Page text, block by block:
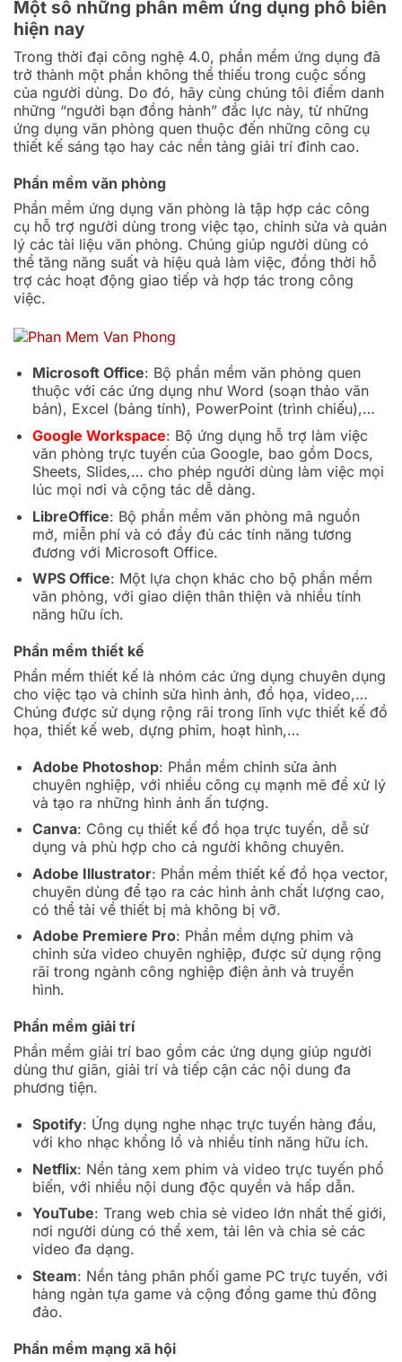
Một số những phần mềm ứng dụng phổ biến
hiện nay
Trong thời đại công nghệ 4.0, phần mềm ứng dụng đã
trở thành một phần không thể thiếu trong cuộc sống
của người dùng. Do đó, hãy cùng chúng tôi điểm danh
những “người bạn đồng hành” đắc lực này, từ những
ứng dụng văn phòng quen thuộc đến những công cụ
thiết kế sáng tạo hay các nền tảng giải trí đỉnh cao.
Phần mềm văn phòng
Phần mềm ứng dụng văn phòng là tập hợp các công
cụ hỗ trợ người dùng trong việc tạo, chỉnh sửa và quản
lý các tài liệu văn phòng. Chúng giúp người dùng có
thể tăng năng suất và hiệu quả làm việc, đồng thời hỗ
trợ các hoạt động giao tiếp và hợp tác trong công
việc.
Microsoft Office: Bộ phần mềm văn phòng quen
thuộc với các ứng dụng như Word (soạn thảo văn
bản), Excel (bảng tính), PowerPoint (trình chiếu),…
Google Workspace: Bộ ứng dụng hỗ trợ làm việc
văn phòng trực tuyến của Google, bao gồm Docs,
Sheets, Slides,… cho phép người dùng làm việc mọi
lúc mọi nơi và cộng tác dễ dàng.
LibreOffice: Bộ phần mềm văn phòng mã nguồn
mở, miễn phí và có đầy đủ các tính năng tương
đương với Microsoft Office.
WPS Office: Một lựa chọn khác cho bộ phần mềm
văn phòng, với giao diện thân thiện và nhiều tính
năng hữu ích.
Phần mềm thiết kế
Phần mềm thiết kế là nhóm các ứng dụng chuyên dụng
cho việc tạo và chỉnh sửa hình ảnh, đồ họa, video,…
Chúng được sử dụng rộng rãi trong lĩnh vực thiết kế đồ
họa, thiết kế web, dựng phim, hoạt hình,…
Adobe Photoshop: Phần mềm chỉnh sửa ảnh
chuyên nghiệp, với nhiều công cụ mạnh mẽ để xử lý
và tạo ra những hình ảnh ấn tượng.
Canva: Công cụ thiết kế đồ họa trực tuyến, dễ sử
dụng và phù hợp cho cả người không chuyên.
Adobe Illustrator: Phần mềm thiết kế đồ họa vector,
chuyên dùng để tạo ra các hình ảnh chất lượng cao,
có thể tải về thiết bị mà không bị vỡ.
Adobe Premiere Pro: Phần mềm dựng phim và
chỉnh sửa video chuyên nghiệp, được sử dụng rộng
rãi trong ngành công nghiệp điện ảnh và truyền
hình.
Phần mềm giải trí
Phần mềm giải trí bao gồm các ứng dụng giúp người
dùng thư giãn, giải trí và tiếp cận các nội dung đa
phương tiện.
Spotify: Ứng dụng nghe nhạc trực tuyến hàng đầu,
với kho nhạc khổng lồ và nhiều tính năng hữu ích.
Netflix: Nền tảng xem phim và video trực tuyến phổ
biến, với nhiều nội dung độc quyền và hấp dẫn.
YouTube: Trang web chia sẻ video lớn nhất thế giới,
nơi người dùng có thể xem, tải lên và chia sẻ các
video đa dạng.
Steam: Nền tảng phân phối game PC trực tuyến, với
hàng ngàn tựa game và cộng đồng game thủ đông
đảo.
Phần mềm mạng xã hội